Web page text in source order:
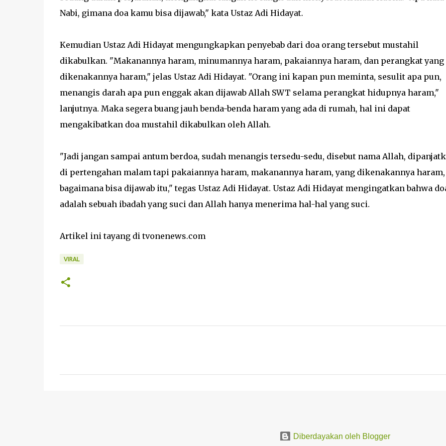
Nabi, gimana doa kamu bisa dijawab," kata Ustaz Adi Hidayat.
Kemudian Ustaz Adi Hidayat mengungkapkan penyebab dari doa orang tersebut mustahil
dikabulkan. "Makanannya haram, minumannya haram, pakaiannya haram, dan perangkat yang
dikenakannya haram," jelas Ustaz Adi Hidayat. "Orang ini kapan pun meminta, sesulit apa pun,
menangis darah apa pun enggak akan dijawab Allah SWT selama perangkat hidupnya haram,"
lanjutnya. Maka segera buang jauh benda-benda haram yang ada di rumah, hal ini dapat
mengakibatkan doa mustahil dikabulkan oleh Allah.
"Jadi jangan sampai antum berdoa, sudah menangis tersedu-sedu, disebut nama Allah,
di pertengahan malam tapi pakaiannya haram, makanannya haram, yang dikenakannya haram,
bagaimana bisa dijawab itu," tegas Ustaz Adi Hidayat. Ustaz Adi Hidayat mengingatkan bahwa
adalah sebuah ibadah yang suci dan Allah hanya menerima hal-hal yang suci.
Artikel ini tayang di tvonenews.com
VIRAL
Diberdayakan oleh Blogger